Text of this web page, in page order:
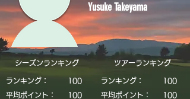
Yusuke Takeyama
シーズンランキング
ランキング：
​100
平均ポイント：
​100
​ツアーランキング
ランキング：
​100
平均ポイント：
​100